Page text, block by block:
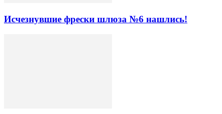
Исчезнувшие фрески шлюза №6 нашлись!